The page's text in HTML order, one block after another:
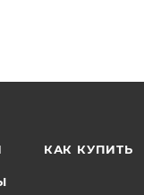
КАК КУПИТЬ